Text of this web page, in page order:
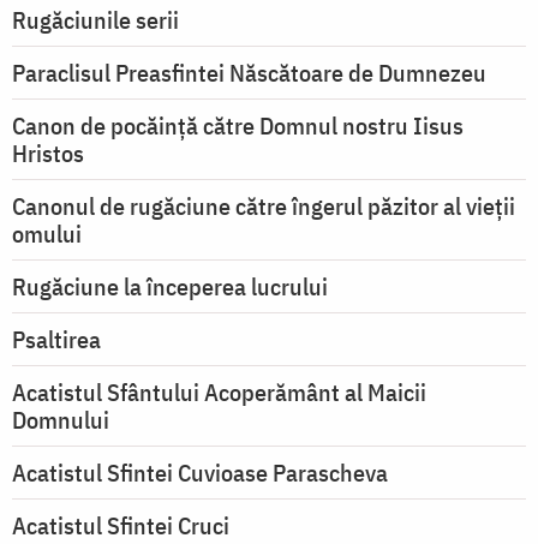
Rugăciunile serii
Paraclisul Preasfintei Născătoare de Dumnezeu
Canon de pocăință către Domnul nostru Iisus
Hristos
Canonul de rugăciune către îngerul păzitor al vieții
omului
Rugăciune la începerea lucrului
Psaltirea
Acatistul Sfântului Acoperământ al Maicii
Domnului
Acatistul Sfintei Cuvioase Parascheva
Acatistul Sfintei Cruci